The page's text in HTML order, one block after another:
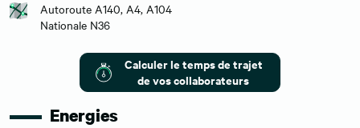
Autoroute A140, A4, A104
Nationale N36
Calculer le temps de trajet
de vos collaborateurs
Energies